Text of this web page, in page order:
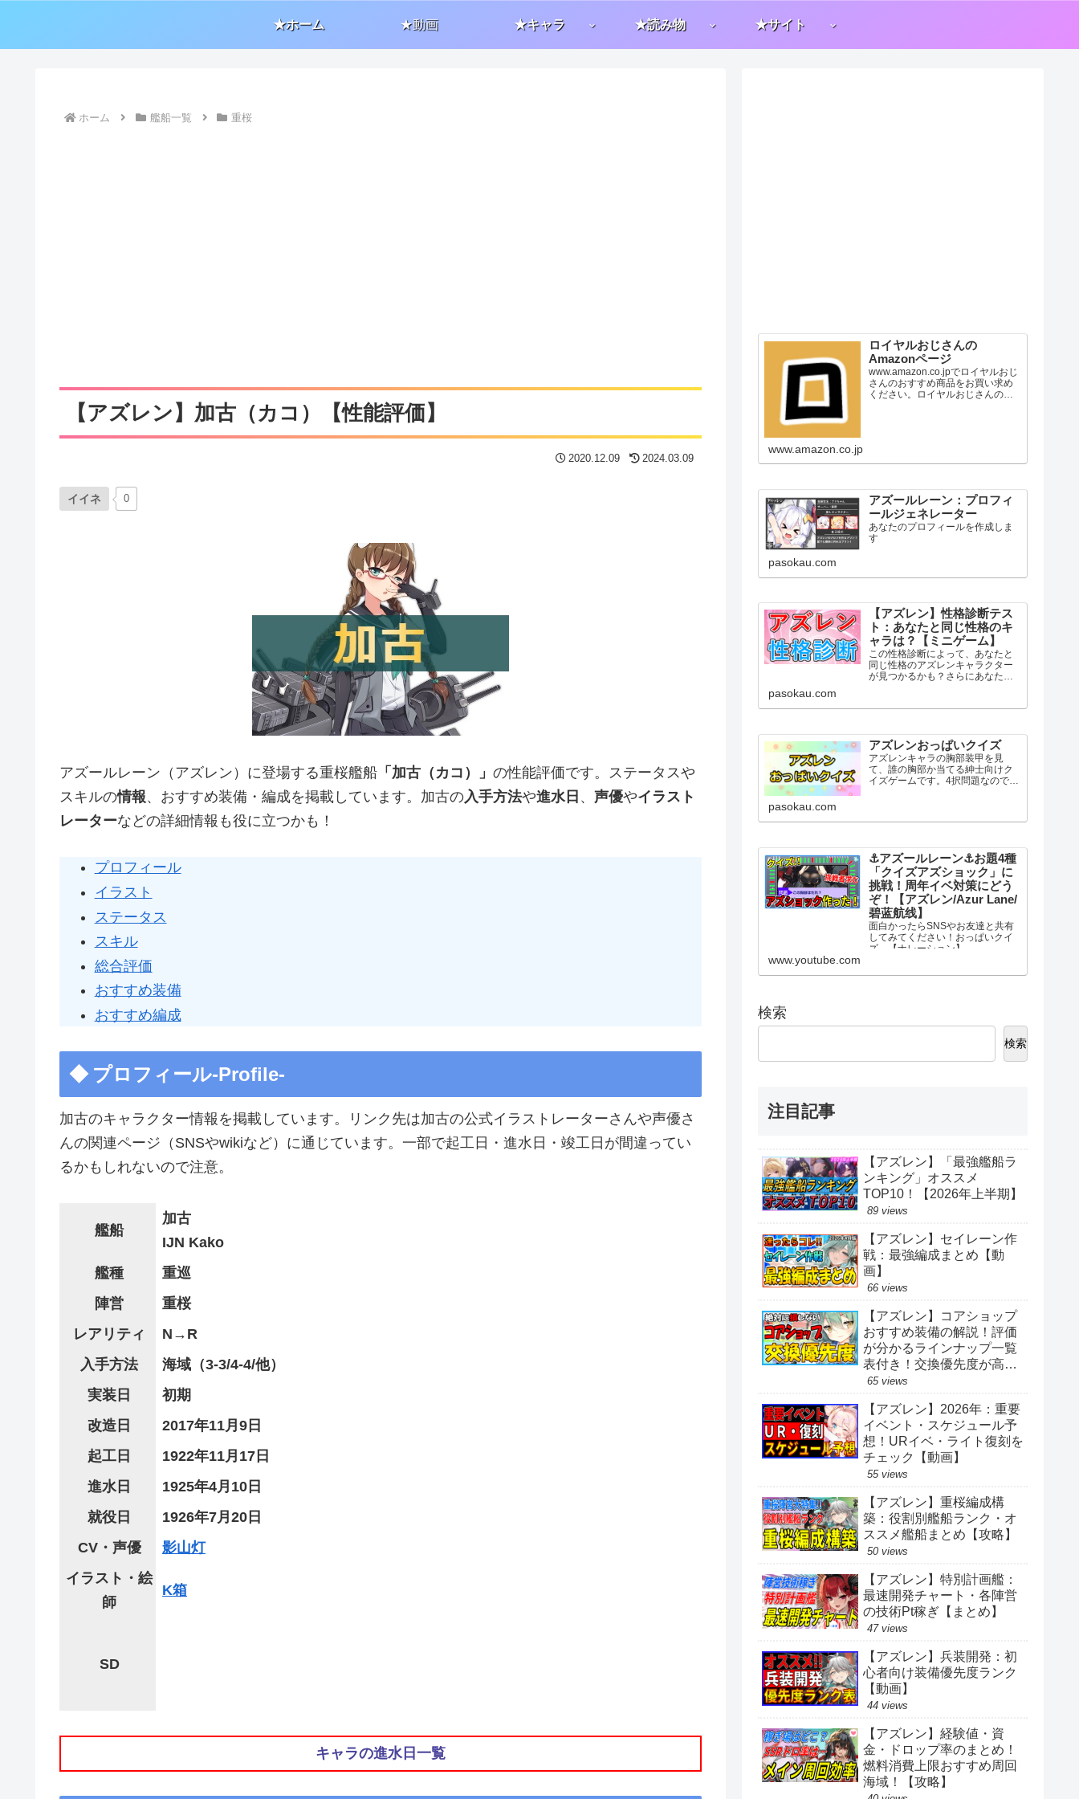
★ホーム ★動画 ★キャラ ★読み物 ★サイト
ホーム 艦船一覧 重桜
【アズレン】加古（カコ）【性能評価】
2020.12.09 2024.03.09
イイネ 0
アズールレーン（アズレン）に登場する重桜艦船 「加古（カコ）」 の性能評価です。ステータスや
スキルの情報、おすすめ装備・編成を掲載しています。加古の入手方法や進水日 、 声優やイラスト
レーターなどの詳細情報も役に立つかも！
プロフィール
イラスト
ステータス
スキル
総合評価
おすすめ装備
おすすめ編成
プロフィール-Profile-
加古のキャラクター情報を掲載しています。リンク先は加古の公式イラストレーターさんや声優さ
んの関連ページ（SNSやwikiなど）に通じています。一部で起工日・進水日・竣工日が間違ってい
るかもしれないので注意。
艦船
加古
IJN Kako
艦種
重巡
陣営
重桜
レアリティ
N→R
入手方法
海域（3-3/4-4/他）
実装日
初期
改造日
2017年11月9日
起工日
1922年11月17日
進水日
1925年4月10日
就役日
1926年7月20日
CV・声優
影山灯
イラスト・絵
師
K箱
SD
キャラの進水日一覧
ロイヤルおじさんの
Amazonページ
www.amazon.co.jpでロイヤルおじ
さんのおすすめ商品をお買い求め
ください。ロイヤルおじさんのお
www.amazon.co.jp
アズールレーン：プロフィ
ールジェネレーター
あなたのプロフィールを作成しま
す
pasokau.com
【アズレン】性格診断テス
ト：あなたと同じ性格のキ
ャラは？【ミニゲーム】
この性格診断によって、あなたと
同じ性格のアズレンキャラクター
が見つかるかも？さらにあなたと
下の「診断スタート」をタッチ
えてください。最後に表示さ...
pasokau.com
アズレンおっぱいクイズ
アズレンキャラの胸部装甲を見
て、誰の胸部か当てる紳士向けク
イズゲームです。4択問題なのでお
秒後にスタート。選択肢には似た
pasokau.com
⚓️アズールレーン⚓️お題4種
「クイズアズショック」に
挑戦！周年イベ対策にどう
ぞ！【アズレン/Azur Lane/
碧蓝航线】
面白かったらSNSやお友達と共有
してみてください！おっぱいクイ
ズ→【ナレーション】
www.youtube.com
検索
検索
注目記事
【アズレン】「最強艦船ラ
ンキング」オススメ
TOP10！【2026年上半期】
89 views
【アズレン】セイレーン作
戦：最強編成まとめ【動
画】
66 views
【アズレン】コアショップ
おすすめ装備の解説！評価
が分かるラインナップ一覧
表付き！交換優先度が高い
アイテムは？【アズールレ
65 views
【アズレン】2026年：重要
イベント・スケジュール予
想！URイベ・ライト復刻を
チェック【動画】
55 views
【アズレン】重桜編成構
築：役割別艦船ランク・オ
ススメ艦船まとめ【攻略】
50 views
【アズレン】特別計画艦：
最速開発チャート・各陣営
の技術Pt稼ぎ【まとめ】
47 views
【アズレン】兵装開発：初
心者向け装備優先度ランク
【動画】
44 views
【アズレン】経験値・資
金・ドロップ率のまとめ！
燃料消費上限おすすめ周回
海域！【攻略】